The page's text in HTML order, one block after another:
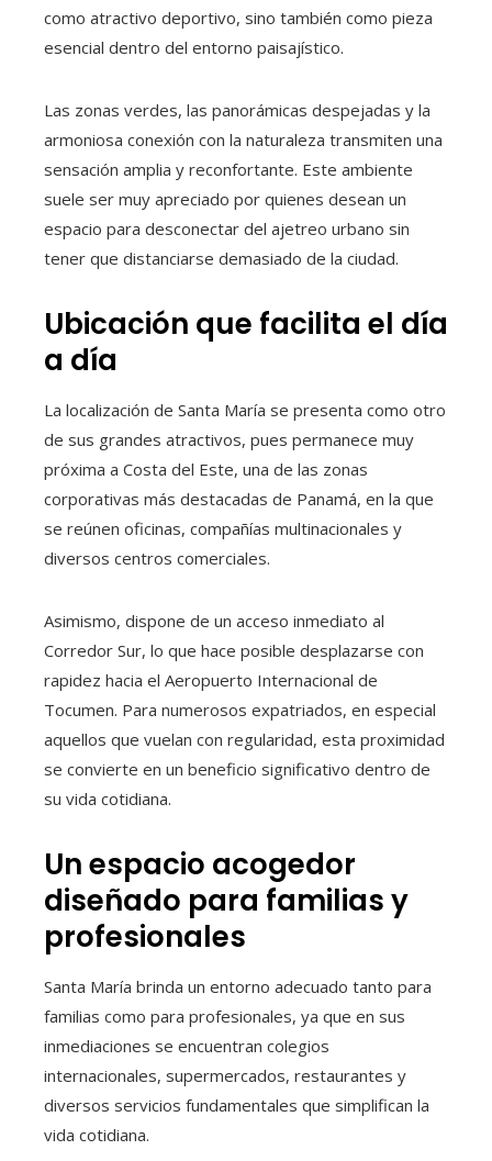
como atractivo deportivo, sino también como pieza
esencial dentro del entorno paisajístico.
Las zonas verdes, las panorámicas despejadas y la
armoniosa conexión con la naturaleza transmiten una
sensación amplia y reconfortante. Este ambiente
suele ser muy apreciado por quienes desean un
espacio para desconectar del ajetreo urbano sin
tener que distanciarse demasiado de la ciudad.
Ubicación que facilita el día
a día
La localización de Santa María se presenta como otro
de sus grandes atractivos, pues permanece muy
próxima a Costa del Este, una de las zonas
corporativas más destacadas de Panamá, en la que
se reúnen oficinas, compañías multinacionales y
diversos centros comerciales.
Asimismo, dispone de un acceso inmediato al
Corredor Sur, lo que hace posible desplazarse con
rapidez hacia el Aeropuerto Internacional de
Tocumen. Para numerosos expatriados, en especial
aquellos que vuelan con regularidad, esta proximidad
se convierte en un beneficio significativo dentro de
su vida cotidiana.
Un espacio acogedor
diseñado para familias y
profesionales
Santa María brinda un entorno adecuado tanto para
familias como para profesionales, ya que en sus
inmediaciones se encuentran colegios
internacionales, supermercados, restaurantes y
diversos servicios fundamentales que simplifican la
vida cotidiana.